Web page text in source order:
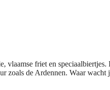
vlaamse friet en
zoals de Ardennen. Waar wacht